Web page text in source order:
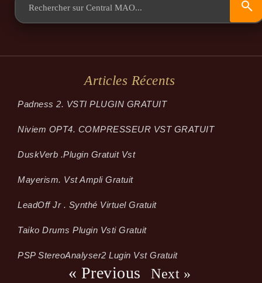
Articles Récents
Padness 2. VSTI PLUGIN GRATUIT
Niviem OPT4. COMPRESSEUR VST GRATUIT
Dusk­Verb .plugin Gratuit Vst
Mayerism. Vst Ampli Gratuit
LeadOff Jr . Synthé Virtuel Gratuit
Taiko Drums Plugin Vsti Gratuit
PSP StereoAnalyser2 Lugin Vst Gratuit
« Previous Next »